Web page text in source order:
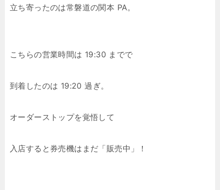
立ち寄ったのは常磐道の関本 PA。
こちらの営業時間は 19:30 までで
到着したのは 19:20 過ぎ。
オーダーストップを覚悟して
入店すると券売機はまだ「販売中」！